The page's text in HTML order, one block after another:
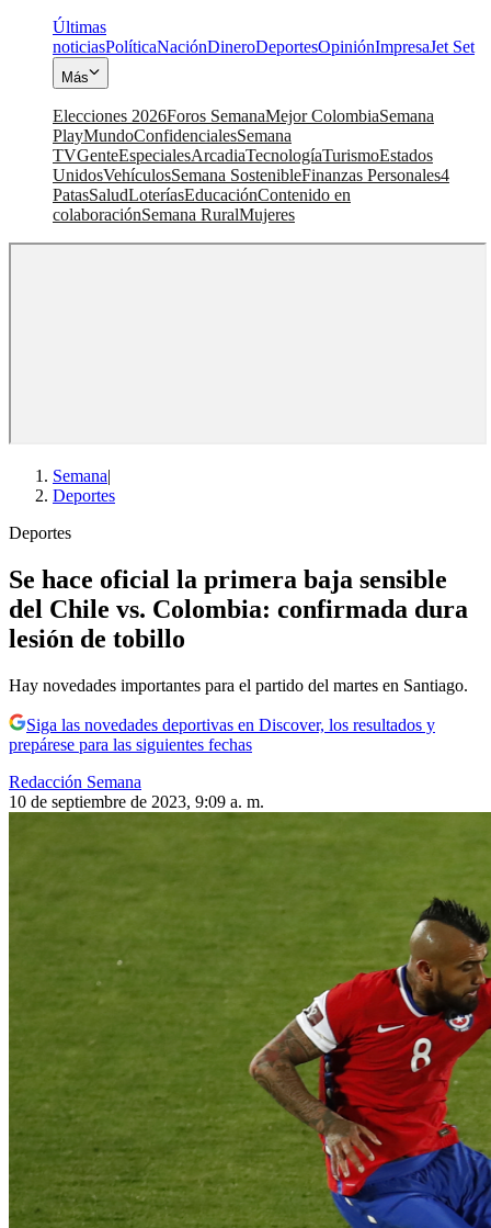
Últimas
noticiasPolíticaNaciónDineroDeportesOpiniónImpresaJet Set
Más
Elecciones 2026Foros SemanaMejor ColombiaSemana
PlayMundoConfidencialesSemana
TVGenteEspecialesArcadiaTecnologíaTurismoEstados
UnidosVehículosSemana SostenibleFinanzas Personales4
PatasSaludLoteríasEducaciónContenido en
colaboraciónSemana RuralMujeres
Semana|
Deportes
Deportes
Se hace oficial la primera baja sensible
del Chile vs. Colombia: confirmada dura
lesión de tobillo
Hay novedades importantes para el partido del martes en Santiago.
Siga las novedades deportivas en Discover, los resultados y
prepárese para las siguientes fechas
Redacción Semana
10 de septiembre de 2023, 9:09 a. m.